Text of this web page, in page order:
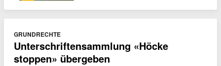
GRUNDRECHTE
Unterschriftensammlung «Höcke
stoppen» übergeben